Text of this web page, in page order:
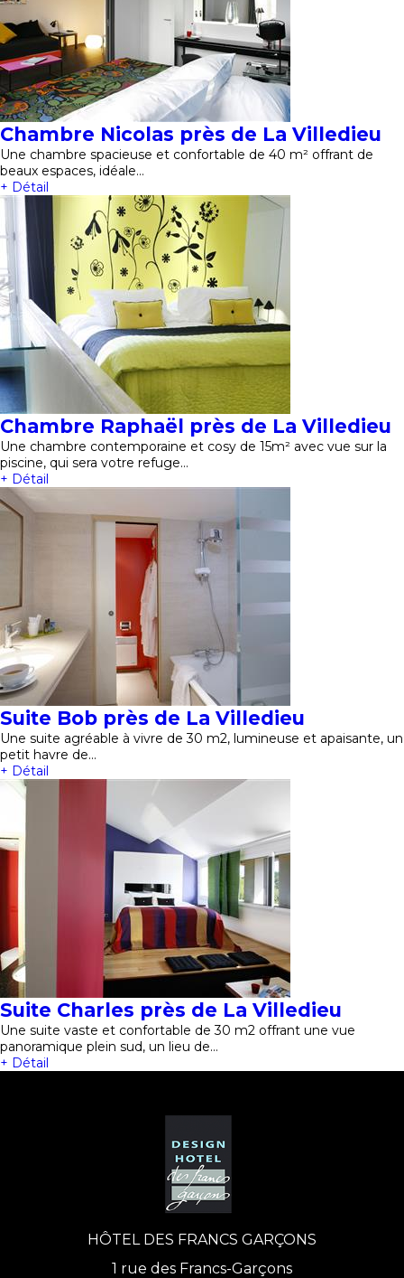
Chambre Nicolas près de La Villedieu
Une chambre spacieuse et confortable de 40 m² offrant de
beaux espaces, idéale…
+ Détail
Chambre Raphaël près de La Villedieu
Une chambre contemporaine et cosy de 15m² avec vue sur la
piscine, qui sera votre refuge…
+ Détail
Suite Bob près de La Villedieu
Une suite agréable à vivre de 30 m2, lumineuse et apaisante, un
petit havre de…
+ Détail
Suite Charles près de La Villedieu
Une suite vaste et confortable de 30 m2 offrant une vue
panoramique plein sud, un lieu de…
+ Détail
HÔTEL DES FRANCS GARÇONS
1 rue des Francs-Garçons